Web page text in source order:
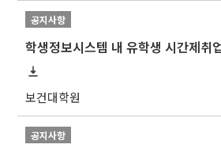
공지사항
보건대학원
공지사항